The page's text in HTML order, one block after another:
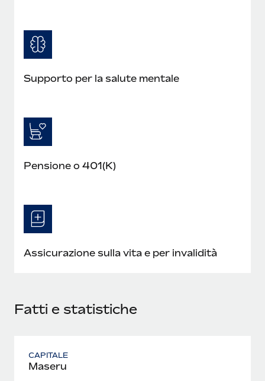
Supporto per la salute mentale
Pensione o 401(K)
Assicurazione sulla vita e per invalidità
Fatti e statistiche
CAPITALE
Maseru